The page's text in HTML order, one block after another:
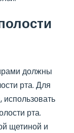
должны
рта. Для
использовать
рта.
щетиной и